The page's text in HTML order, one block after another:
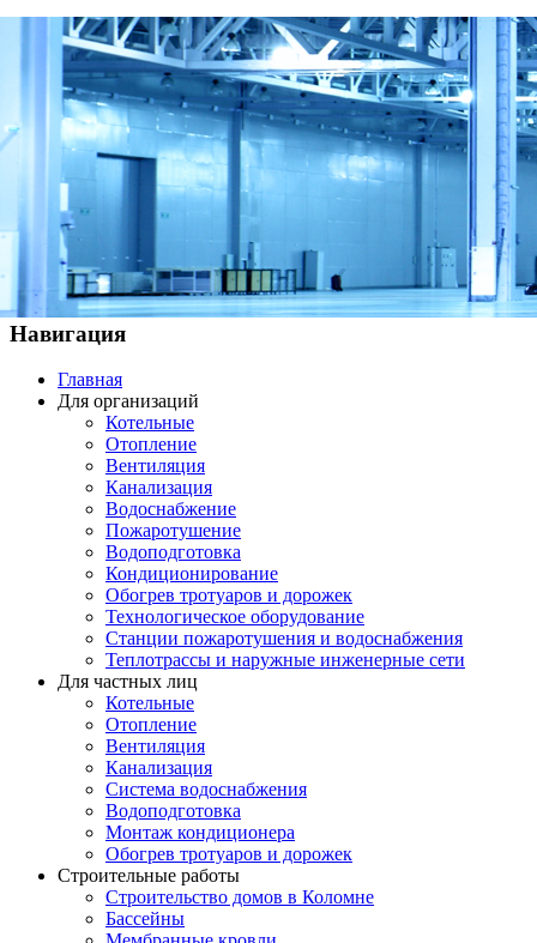
8 (496) 610-00-84 8 (926) 219-57-91
Навигация
Главная
Для организаций
Котельные
Отопление
Вентиляция
Канализация
Водоснабжение
Пожаротушение
Водоподготовка
Кондиционирование
Обогрев тротуаров и дорожек
Технологическое оборудование
Станции пожаротушения и водоснабжения
Теплотрассы и наружные инженерные сети
Для частных лиц
Котельные
Отопление
Вентиляция
Канализация
Система водоснабжения
Водоподготовка
Монтаж кондиционера
Обогрев тротуаров и дорожек
Строительные работы
Строительство домов в Коломне
Бассейны